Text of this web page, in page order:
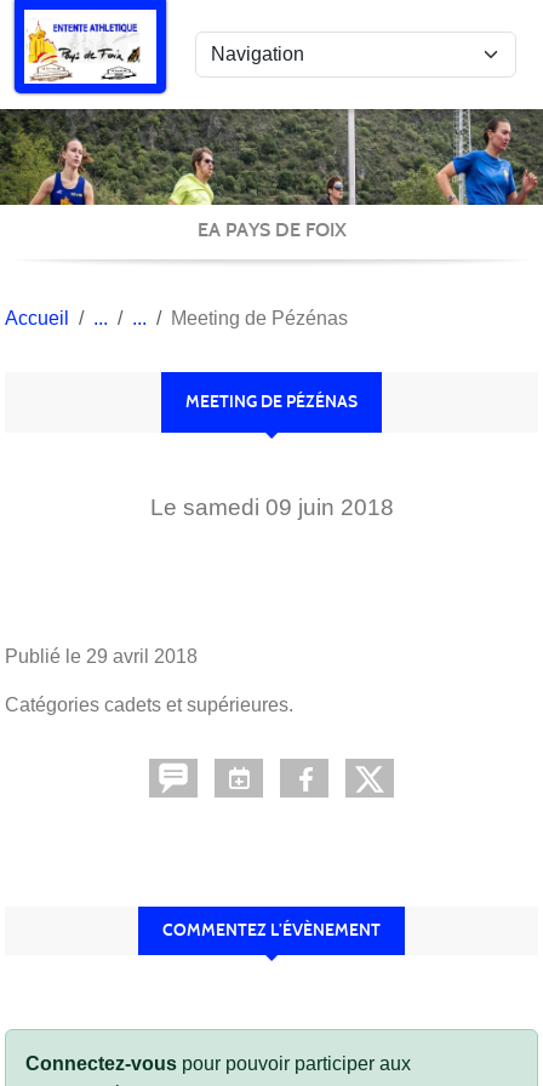
EA PAYS DE FOIX
Accueil Meeting de Pézénas
MEETING DE PÉZÉNAS
Le samedi 09 juin 2018
Publié le 29 avril 2018
Catégories cadets et supérieures.
COMMENTEZ L’ÉVÈNEMENT
Connectez-vous pour pouvoir participer aux
Panneau de gestion des cookies